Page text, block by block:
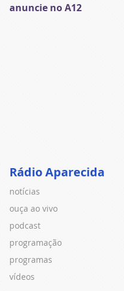
anuncie no A12
Rádio Aparecida
notícias
ouça ao vivo
podcast
programação
programas
vídeos